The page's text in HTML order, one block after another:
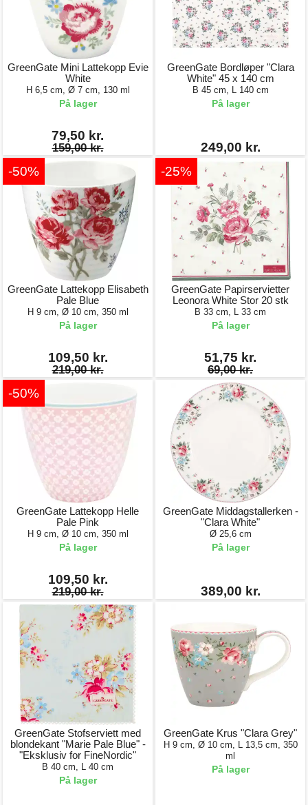
GreenGate Mini Lattekopp Evie
White
H 6,5 cm, Ø 7 cm, 130 ml
På lager
79,50 kr.
159,00 kr.
GreenGate Bordløper "Clara
White" 45 x 140 cm
B 45 cm, L 140 cm
På lager
249,00 kr.
-50%
GreenGate Lattekopp Elisabeth
Pale Blue
H 9 cm, Ø 10 cm, 350 ml
På lager
109,50 kr.
219,00 kr.
-25%
GreenGate Papirservietter
Leonora White Stor 20 stk
B 33 cm, L 33 cm
På lager
51,75 kr.
69,00 kr.
-50%
GreenGate Lattekopp Helle
Pale Pink
H 9 cm, Ø 10 cm, 350 ml
På lager
109,50 kr.
219,00 kr.
GreenGate Middagstallerken -
"Clara White"
Ø 25,6 cm
På lager
389,00 kr.
GreenGate Stofserviett med
blondekant "Marie Pale Blue" -
"Eksklusiv for FineNordic"
B 40 cm, L 40 cm
På lager
GreenGate Krus "Clara Grey"
H 9 cm, Ø 10 cm, L 13,5 cm, 350
ml
På lager